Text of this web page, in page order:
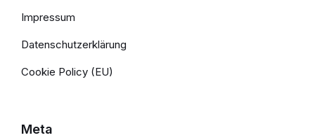
Impressum
Datenschutzerklärung
Cookie Policy (EU)
Meta